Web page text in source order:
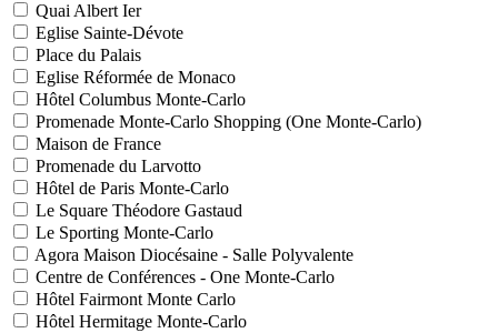
Quai Albert Ier
Eglise Sainte-Dévote
Place du Palais
Eglise Réformée de Monaco
Hôtel Columbus Monte-Carlo
Promenade Monte-Carlo Shopping (One Monte-Carlo)
Maison de France
Promenade du Larvotto
Hôtel de Paris Monte-Carlo
Le Square Théodore Gastaud
Le Sporting Monte-Carlo
Agora Maison Diocésaine - Salle Polyvalente
Centre de Conférences - One Monte-Carlo
Hôtel Fairmont Monte Carlo
Hôtel Hermitage Monte-Carlo